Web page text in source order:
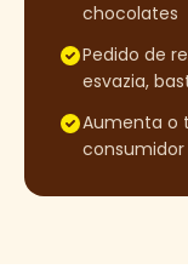
chocolates
Pedido de
esvazia,
Aumenta o